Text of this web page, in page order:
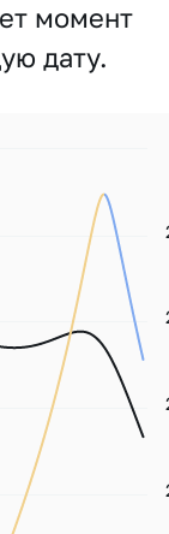
момент
дату.